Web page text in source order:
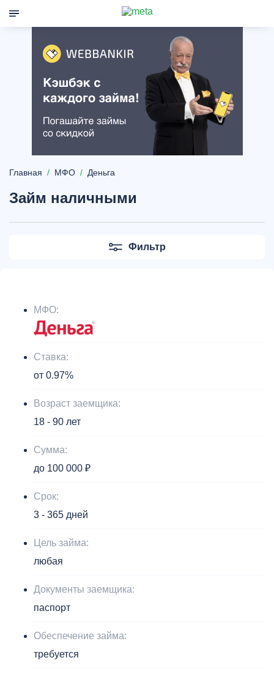
Главная МФО Деньга
Займ наличными
Фильтр
МФО:
Ставка:
от 0.97%
Возраст заемщика:
18 - 90 лет
Сумма:
до 100 000 ₽
Срок:
3 - 365 дней
Цель займа:
любая
Документы заемщика:
паспорт
Обеспечение займа:
требуется